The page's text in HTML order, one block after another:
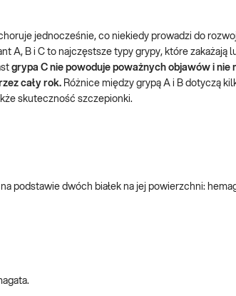
jednocześnie, co niekiedy prowadzi do
A, B i C to najczęstsze typy grypy, które zakażają
grypa C nie powoduje poważnych objawów i nie
cały rok. Różnice między grypą A i B dotyczą
skuteczność szczepionki.
podstawie dwóch białek na jej powierzchni: